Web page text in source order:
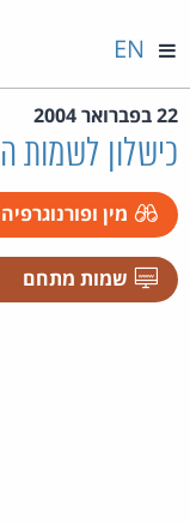
EN
22 בפברואר 2004
כישלון לשמות
מין ופורנוגרפיה
שמות מתחם